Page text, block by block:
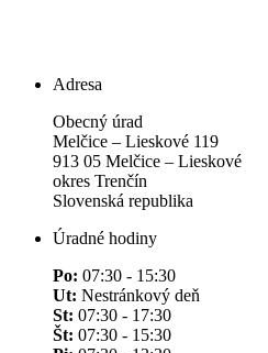
Adresa
Obecný úrad
Melčice – Lieskové 119
913 05 Melčice – Lieskové
okres Trenčín
Slovenská republika
Úradné hodiny
Po: 07:30 - 15:30
Ut: Nestránkový deň
St: 07:30 - 17:30
Št: 07:30 - 15:30